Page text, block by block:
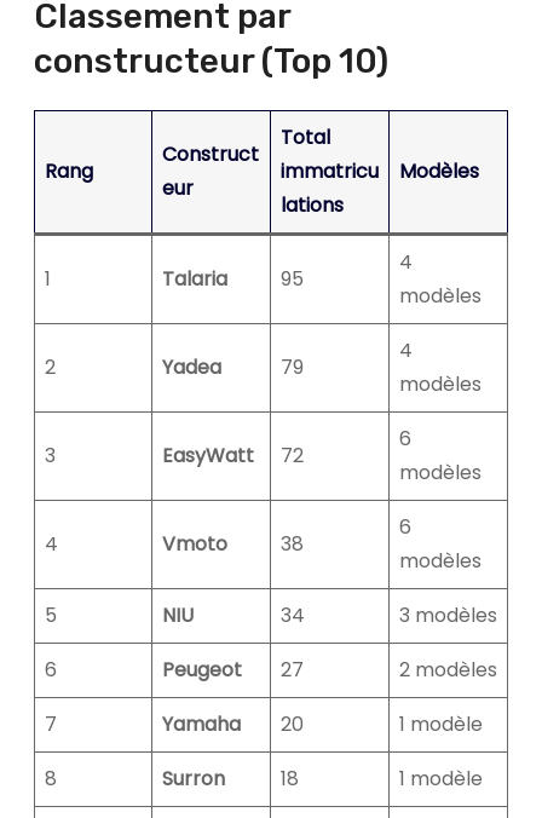
Classement par
constructeur (Top 10)
Rang
Construct
eur
Total
immatricu
lations
Modèles
1 Talaria 95
4
modèles
2 Yadea 79
4
modèles
3 EasyWatt 72
6
modèles
4 Vmoto 38
6
modèles
5
NIU 34
3 modèles
6
Peugeot 27
2 modèles
7
Yamaha 20
1 modèle
8
Surron 18
1 modèle